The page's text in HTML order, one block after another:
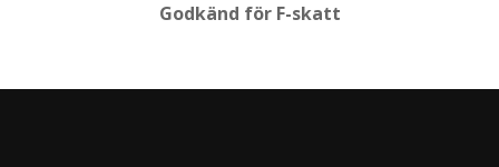
Godkänd för F-skatt